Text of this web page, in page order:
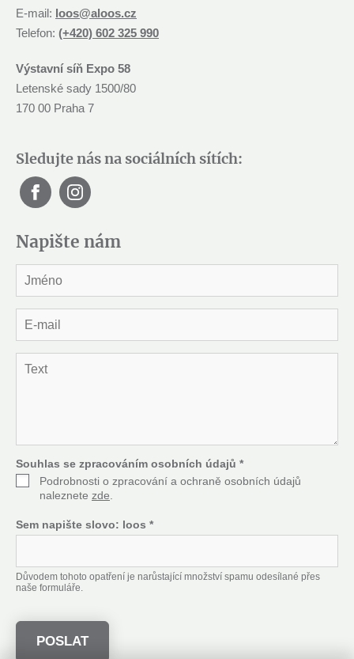
E-mail: loos@aloos.cz
Telefon: (+420) 602 325 990
Výstavní síň Expo 58
Letenské sady 1500/80
170 00 Praha 7
Sledujte nás na sociálních sítích:
Napište nám
m
é
n
m
a
Souhlas se zpracováním osobních údajů *
Podrobnosti o zpracování a ochraně osobních údajů
naleznete zde
Sem napište slovo: loos *
Důvodem tohoto opatření je narůstající množství spamu odesílané přes
naše formuláře.